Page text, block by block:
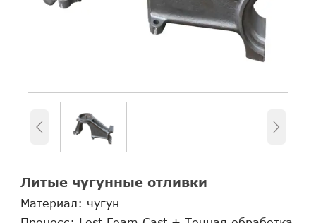
 
Литые чугунные отливки
Материал: чугун